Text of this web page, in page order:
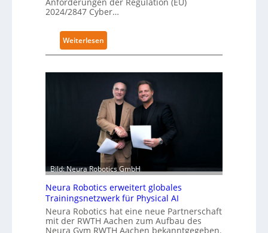
2024/2847 Cyber…
Weiterlesen
K
e
r
h
ä
l
t
S
e
c
u
r
Bild: Neura Robotics GmbH
Neura Robotics erweitert globales
Trainingsnetzwerk für Physical AI
Neura Robotics hat eine neue Partnerschaft
mit der RWTH Aachen zum Aufbau des
Neura Gym RWTH Aachen bekanntgegeben.